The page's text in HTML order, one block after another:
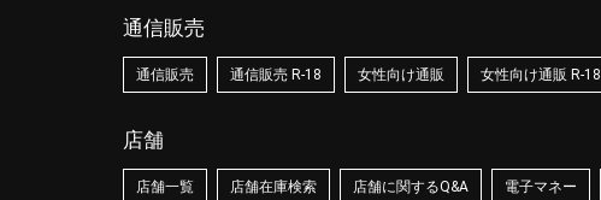
通信販売
通信販売 通信販売 R-18 女性向け通販 女性向け通販 R-18
店舗
店舗一覧 店舗在庫検索 店舗に関するQ&A 電子マネー